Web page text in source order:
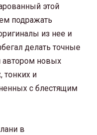
этой
подражать
из нее и
делать точные
автором новых
тонких и
с блестящим
в